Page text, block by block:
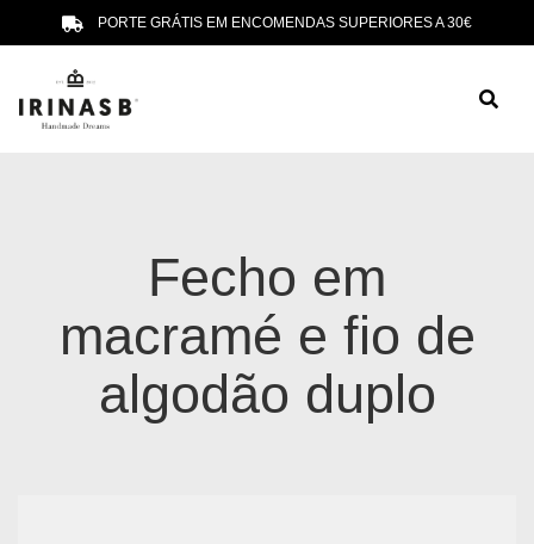
PORTE GRÁTIS EM ENCOMENDAS SUPERIORES A 30€
Fecho em
macramé e fio de
algodão duplo